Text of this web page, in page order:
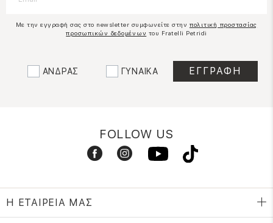
Με την εγγραφή σας στο newsletter συμφωνείτε στην πολιτική προστασίας
προσωπικών δεδομένων του Fratelli Petridi
ΑΝΔΡΑΣ ΓΥΝΑΙΚΑ
FOLLOW US
Η ΕΤΑΙΡΕΙΑ ΜΑΣ